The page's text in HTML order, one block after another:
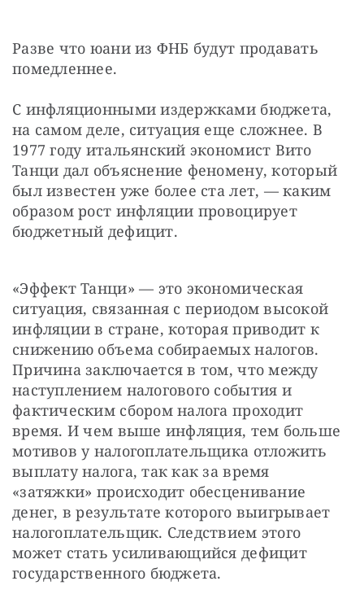
Разве что юани из ФНБ будут продавать
помедленнее.
С инфляционными издержками бюджета,
на самом деле, ситуация еще сложнее. В
1977 году итальянский экономист Вито
Танци дал объяснение феномену, который
был известен уже более ста лет, — каким
образом рост инфляции провоцирует
бюджетный дефицит.
«Эффект Танци» — это экономическая
ситуация, связанная с периодом высокой
инфляции в стране, которая приводит к
снижению объема собираемых налогов.
Причина заключается в том, что между
наступлением налогового события и
фактическим сбором налога проходит
время. И чем выше инфляция, тем больше
мотивов у налогоплательщика отложить
выплату налога, так как за время
«затяжки» происходит обесценивание
денег, в результате которого выигрывает
налогоплательщик. Следствием этого
может стать усиливающийся дефицит
государственного бюджета.